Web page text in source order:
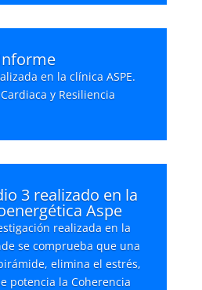
en la clínica ASPE.
y Resiliencia
3 realizado en la
Aspe
realizada en la
se comprueba que una
elimina el estrés,
potencia la Coherencia